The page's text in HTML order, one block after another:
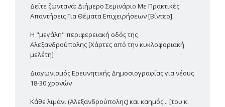
Δείτε ζωντανά: Διήμερο Σεμινάριο Με Πρακτικές
Απαντήσεις Για Θέματα Επιχειρήσεων [Βίντεο]
Η "μεγάλη" περιφερειακή οδός της
Αλεξανδρούπολης [Χάρτες από την κυκλοφοριακή
μελέτη]
Διαγωνισμός Ερευνητικής Δημοσιογραφίας για νέους
18-30 χρονών
Κάθε λιμάνι (Αλεξανδρούπολης) και καημός... [του κ.